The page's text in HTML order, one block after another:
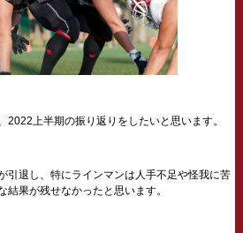
2022上半期の振り返りをしたいと思います。
引退し、特にラインマンは人手不足や怪我に苦
結果が残せなかったと思います。